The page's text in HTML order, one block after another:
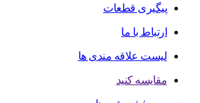
پیگیری قطعات
ارتباط با ما
لیست علاقه مندی ها
مقایسه کنید